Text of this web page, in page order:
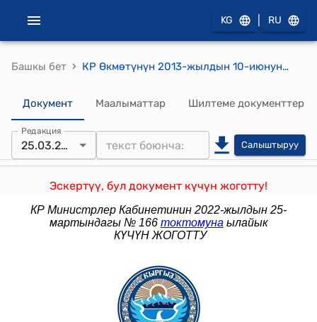
KG RU
Башкы бет › КР Өкмөтүнүн 2013-жылдын 10-июнундагы № 342 "Кылмыштарды жасоо жагынан шек туудурган жана айыпталып кармалган адамдарды камакта кармоонун тартиби жана шарттары жөнүндө" Кыргыз Республикасынын Мыйзамына өзгөртүүлөрдү жана толуктоолорду киргизүү тууралуу" Кыргыз Республикасынын Мыйзам долбоору жөнүндө" токтому
Документ Маалыматтар Шилтеме документтер
Редакция
25.03.2022 Салыштыруу
Эскертүү, бул документ күчүн жоготту!